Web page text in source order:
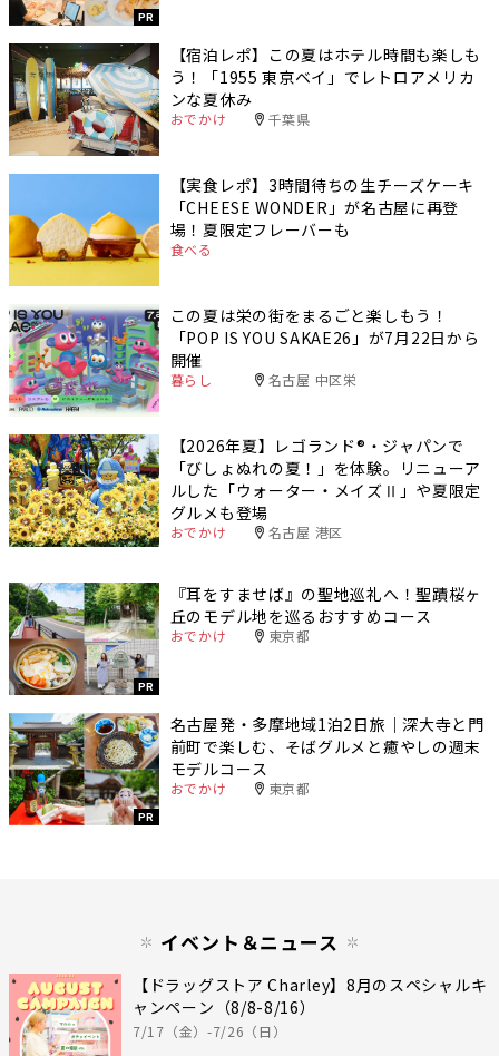
PR
【宿泊レポ】この夏はホテル時間も楽しも
う！「1955 東京ベイ」でレトロアメリカ
ンな夏休み
おでかけ 千葉県
【実食レポ】3時間待ちの生チーズケーキ
「CHEESE WONDER」が名古屋に再登
場！夏限定フレーバーも
食べる
この夏は栄の街をまるごと楽しもう！
「POP IS YOU SAKAE26」が7月22日から
開催
暮らし 名古屋 中区栄
【2026年夏】レゴランド®・ジャパンで
「びしょぬれの夏！」を体験。リニューア
ルした「ウォーター・メイズⅡ」や夏限定
グルメも登場
おでかけ 名古屋 港区
PR
『耳をすませば』の聖地巡礼へ！聖蹟桜ヶ
丘のモデル地を巡るおすすめコース
おでかけ 東京都
PR
名古屋発・多摩地域1泊2日旅｜深大寺と門
前町で楽しむ、そばグルメと癒やしの週末
モデルコース
おでかけ 東京都
イベント＆ニュース
【ドラッグストア Charley】8月のスペシャルキ
ャンペーン（8/8-8/16）
7/17（金）-7/26（日）